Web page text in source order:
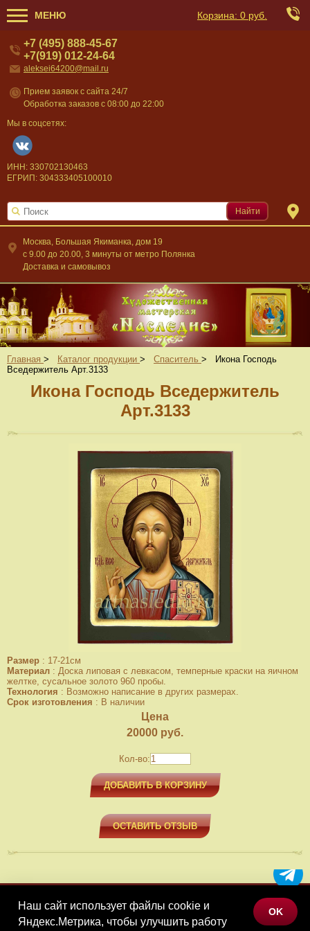
МЕНЮ Корзина: 0 руб.
Москва, Большая Якиманка, дом 19
c 9.00 до 20.00, 3 минуты от метро Полянка
Доставка и самовывоз
+7 (495) 888-45-67
+7(919) 012-24-64
aleksei64200@mail.ru
Прием заявок с сайта 24/7
Обработка заказов с 08:00 до 22:00
Мы в соцсетях:
ИНН: 330702130463
ЕГРИП: 304333405100010
Найти
Главная > Каталог продукции > Спаситель >
Икона Господь
Вседержитель Арт.3133
Икона Господь Вседержитель
Арт.3133
Размер : 17-21см
Материал : Доска липовая с левкасом, темперные краски на яичном
желтке, сусальное золото 960 пробы.
Технология : Возможно написание в других размерах.
Срок изготовления : В наличии
Цена
20000 руб.
Кол-во:
ДОБАВИТЬ В КОРЗИНУ
ОСТАВИТЬ ОТЗЫВ
МЕНЮ
КАТАЛОГ ТОВАРОВ
Наш сайт использует файлы cookie и
Яндекс.Метрика, чтобы улучшить работу
OK